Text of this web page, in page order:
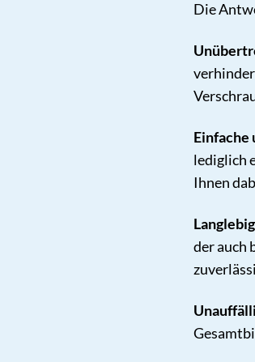
Die
Einfache
lediglich
Ihnen
der auch